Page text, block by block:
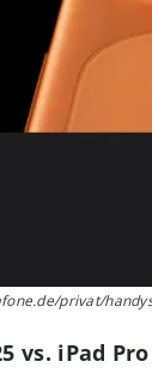
privat/
vs. iPad